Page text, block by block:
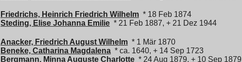
Friedrichs, Heinrich Friedrich Wilhelm * 18 Feb 1874
Steding, Elise Johanna Emilie * 21 Feb 1887, + 21 Dez 1944
Anacker, Friedrich August Wilhelm * 1 Mär 1870
Beneke, Catharina Magdalena * ca. 1640, + 14 Sep 1723
Bergmann, Minna Auguste Charlotte * 24 Aug 1879, + 10 Sep 1879